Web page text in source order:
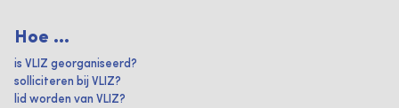
Hoe ...
is VLIZ georganiseerd?
solliciteren bij VLIZ?
lid worden van VLIZ?